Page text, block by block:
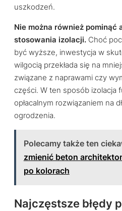
uszkodzeń.
Nie można również pominąć
stosowania izolacji. Choć
być wyższe, inwestycja w
wilgocią przekłada się na
związane z naprawami czy
części. W ten sposób izolacja
opłacalnym rozwiązaniem na
ogrodzenia.
Polecamy także ten
zmienić beton
po kolorach
Najczęstsze błędy